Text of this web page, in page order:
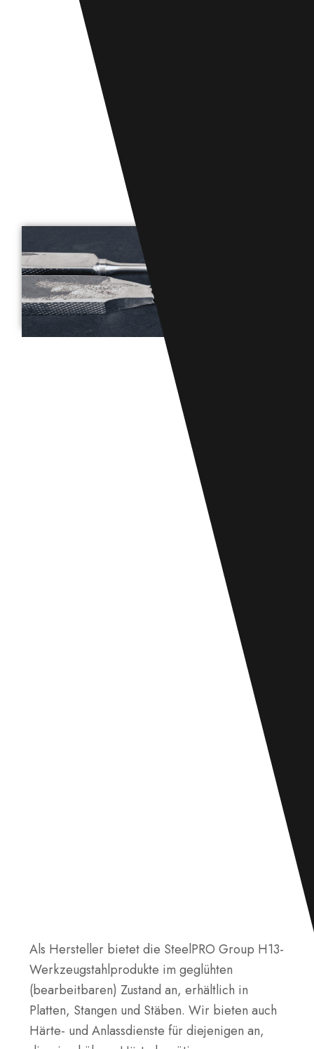
Als Hersteller bietet die SteelPRO Group H13-
Werkzeugstahlprodukte im geglühten
(bearbeitbaren) Zustand an, erhältlich in
Platten, Stangen und Stäben. Wir bieten auch
Härte- und Anlassdienste für diejenigen an,